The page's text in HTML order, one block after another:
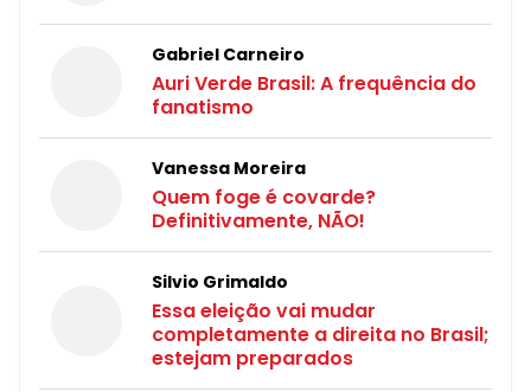
Gabriel Carneiro
Auri Verde Brasil: A frequência do
fanatismo
Vanessa Moreira
Quem foge é covarde?
Definitivamente, NÃO!
Silvio Grimaldo
Essa eleição vai mudar
completamente a direita no Brasil;
estejam preparados